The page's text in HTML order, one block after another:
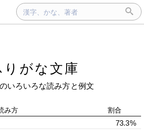
りがな文庫
のいろいろな読み方と例文
み方 割合
73.3%